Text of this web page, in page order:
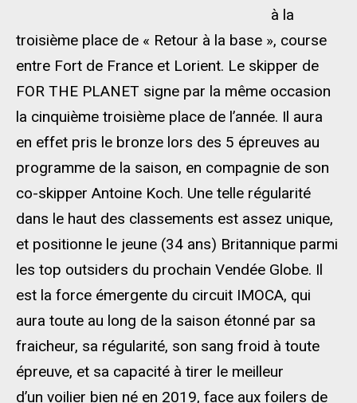
à la
troisième place de « Retour à la base », course
entre Fort de France et Lorient. Le skipper de
FOR THE PLANET signe par la même occasion
la cinquième troisième place de l’année. Il aura
en effet pris le bronze lors des 5 épreuves au
programme de la saison, en compagnie de son
co-skipper Antoine Koch. Une telle régularité
dans le haut des classements est assez unique,
et positionne le jeune (34 ans) Britannique parmi
les top outsiders du prochain Vendée Globe. Il
est la force émergente du circuit IMOCA, qui
aura toute au long de la saison étonné par sa
fraicheur, sa régularité, son sang froid à toute
épreuve, et sa capacité à tirer le meilleur
d’un voilier bien né en 2019, face aux foilers de